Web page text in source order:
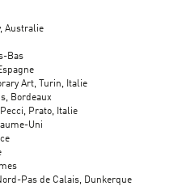
Australie
Bas
Art, Turin, Italie
Bordeaux
Prato, Italie
Uni
Pas de Calais, Dunkerque